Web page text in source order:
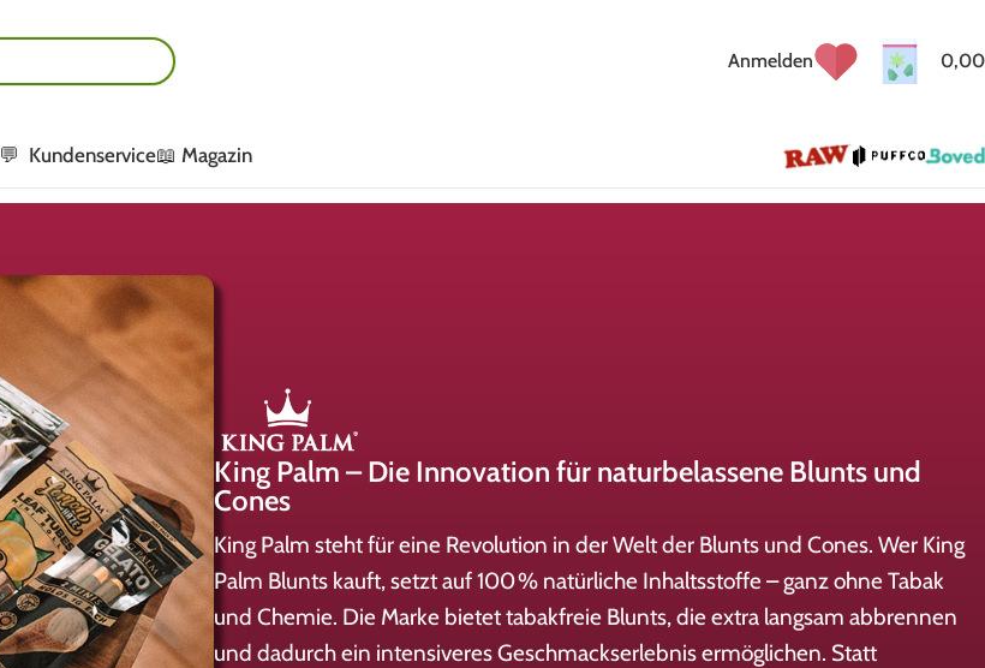
Anmelden 0,00
💬 Kundenservice📖 Magazin
King Palm – Die Innovation für naturbelassene Blunts und
Cones
King Palm steht für eine Revolution in der Welt der Blunts und Cones. Wer King
Palm Blunts kauft, setzt auf 100 % natürliche Inhaltsstoffe – ganz ohne Tabak
und Chemie. Die Marke bietet tabakfreie Blunts, die extra langsam abbrennen
und dadurch ein intensiveres Geschmackserlebnis ermöglichen. Statt